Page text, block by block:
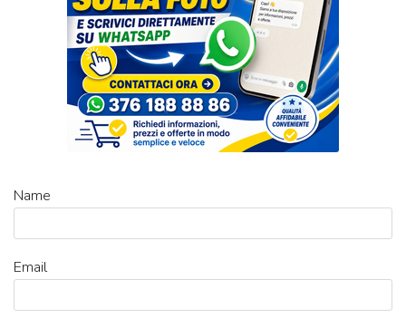
Name
Email